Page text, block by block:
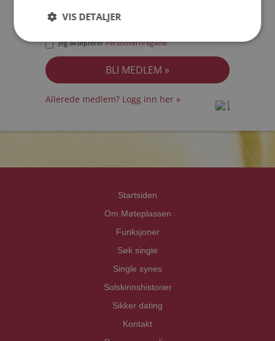
Jeg akseptererPersonvernreglene
Allerede medlem? Logg inn her »
Startsiden
Om Møteplassen
Funksjoner
Søk single
Single synes
Solskinnshistorier
Sikker dating
Kontakt
VIS DETALJER